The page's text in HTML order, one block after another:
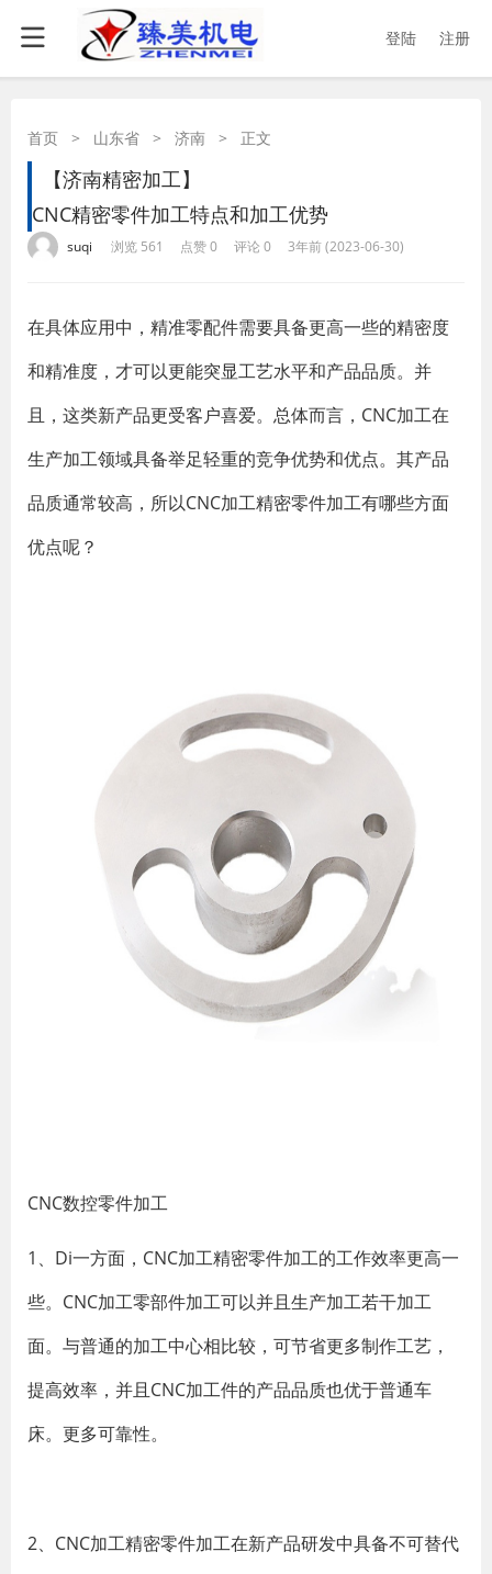
登陆 注册
首页 > 山东省 > 济南 > 正文
【济南精密加工】
CNC精密零件加工特点和加工优势
suqi 浏览 561 点赞 0 评论 0 3年前 (2023-06-30)
在具体应用中，精准零配件需要具备更高一些的精密度
和精准度，才可以更能突显工艺水平和产品品质。并
且，这类新产品更受客户喜爱。总体而言，CNC加工在
生产加工领域具备举足轻重的竞争优势和优点。其产品
品质通常较高，所以CNC加工精密零件加工有哪些方面
优点呢？
CNC数控零件加工
1、Di一方面，CNC加工精密零件加工的工作效率更高一
些。CNC加工零部件加工可以并且生产加工若干加工
面。与普通的加工中心相比较，可节省更多制作工艺，
提高效率，并且CNC加工件的产品品质也优于普通车
床。更多可靠性。
2、CNC加工精密零件加工在新产品研发中具备不可替代